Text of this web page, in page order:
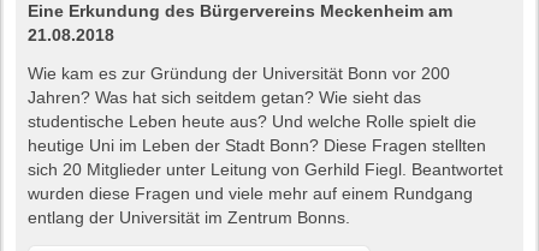
Eine Erkundung des Bürgervereins Meckenheim am
21.08.2018
Wie kam es zur Gründung der Universität Bonn vor 200
Jahren? Was hat sich seitdem getan? Wie sieht das
studentische Leben heute aus? Und welche Rolle spielt die
heutige Uni im Leben der Stadt Bonn? Diese Fragen stellten
sich 20 Mitglieder unter Leitung von Gerhild Fiegl. Beantwortet
wurden diese Fragen und viele mehr auf einem Rundgang
entlang der Universität im Zentrum Bonns.